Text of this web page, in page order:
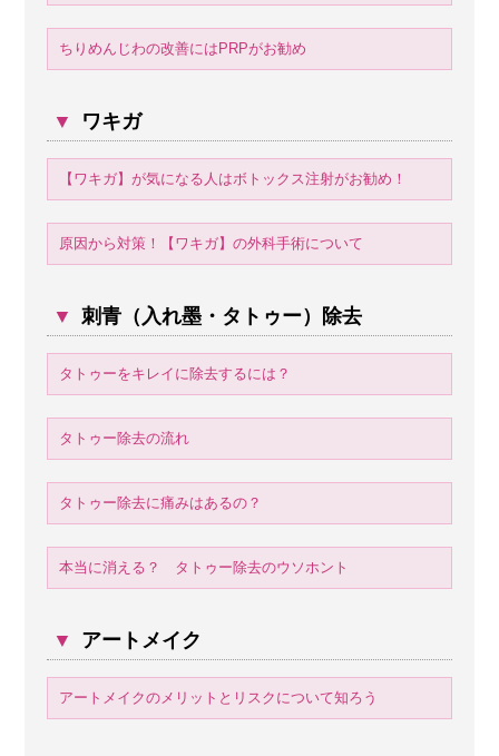
ちりめんじわの改善にはPRPがお勧め
▼ ワキガ
【ワキガ】が気になる人はボトックス注射がお勧め！
原因から対策！【ワキガ】の外科手術について
▼ 刺青（入れ墨・タトゥー）除去
タトゥーをキレイに除去するには？
タトゥー除去の流れ
タトゥー除去に痛みはあるの？
本当に消える？ タトゥー除去のウソホント
▼ アートメイク
アートメイクのメリットとリスクについて知ろう